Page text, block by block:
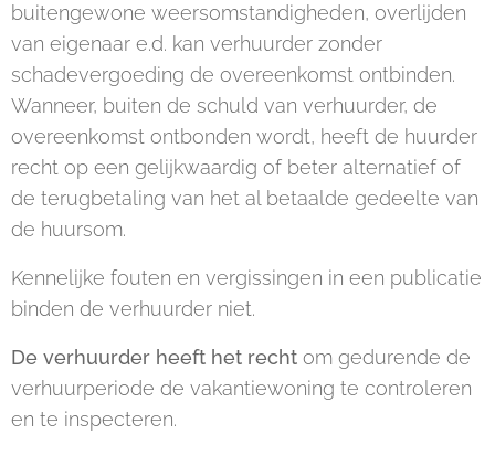
buitengewone weersomstandigheden, overlijden
van eigenaar e.d. kan verhuurder zonder
schadevergoeding de overeenkomst ontbinden.
Wanneer, buiten de schuld van verhuurder, de
overeenkomst ontbonden wordt, heeft de huurder
recht op een gelijkwaardig of beter alternatief of
de terugbetaling van het al betaalde gedeelte van
de huursom.
Kennelijke fouten en vergissingen in een publicatie
binden de verhuurder niet.
De verhuurder heeft het recht om gedurende de
verhuurperiode de vakantiewoning te controleren
en te inspecteren.